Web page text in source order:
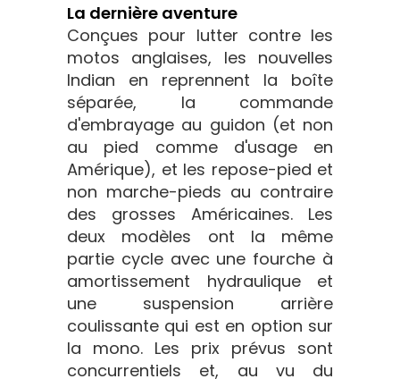
La dernière aventure
Conçues pour lutter contre les
motos anglaises, les nouvelles
Indian en reprennent la boîte
séparée, la commande
d'embrayage au guidon (et non
au pied comme d'usage en
Amérique), et les repose-pied et
non marche-pieds au contraire
des grosses Américaines. Les
deux modèles ont la même
partie cycle avec une fourche à
amortissement hydraulique et
une suspension arrière
coulissante qui est en option sur
la mono. Les prix prévus sont
concurrentiels et, au vu du